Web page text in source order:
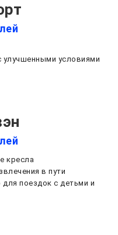
условиями
кресла
в пути
поездок с детьми и